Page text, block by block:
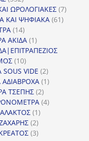
προϊόντα
ΩΡΟΛΟΓΙΑΚΕΣ 77
ΚΑΙ ΨΗΦΙΑΚΑ 6161
1414
προϊόντα
ΑΚΙΔΑ 11
προϊόν
1010
προϊόντα
VIDE 22
προϊόντα
11
ΤΣΕΠΗΣ 22
προϊόντα
44
11
προϊόν
22
προϊόντα
33